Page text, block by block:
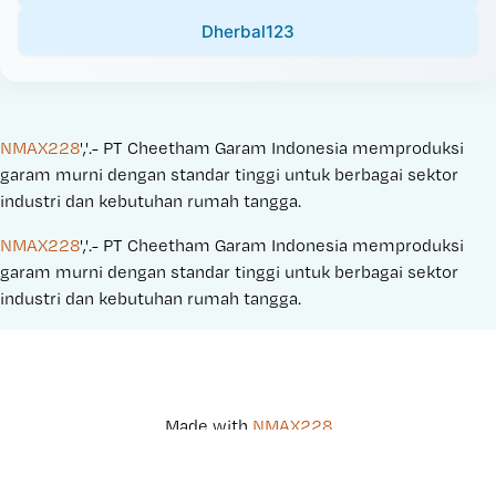
Dherbal123
NMAX228','.- PT Cheetham Garam Indonesia memproduksi
garam murni dengan standar tinggi untuk berbagai sektor
industri dan kebutuhan rumah tangga.
NMAX228','.- PT Cheetham Garam Indonesia memproduksi
garam murni dengan standar tinggi untuk berbagai sektor
industri dan kebutuhan rumah tangga.
Made with NMAX228